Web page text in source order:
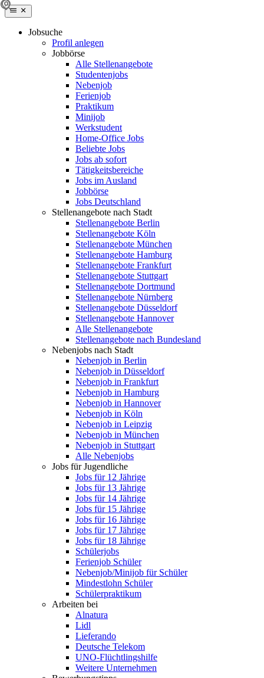
Jobsuche
Profil anlegen
Jobbörse
Alle Stellenangebote
Studentenjobs
Nebenjob
Ferienjob
Praktikum
Minijob
Werkstudent
Home-Office Jobs
Beliebte Jobs
Jobs ab sofort
Tätigkeitsbereiche
Jobs im Ausland
Jobbörse
Jobs Deutschland
Stellenangebote nach Stadt
Stellenangebote Berlin
Stellenangebote Köln
Stellenangebote München
Stellenangebote Hamburg
Stellenangebote Frankfurt
Stellenangebote Stuttgart
Stellenangebote Dortmund
Stellenangebote Nürnberg
Stellenangebote Düsseldorf
Stellenangebote Hannover
Alle Stellenangebote
Stellenangebote nach Bundesland
Nebenjobs nach Stadt
Nebenjob in Berlin
Nebenjob in Düsseldorf
Nebenjob in Frankfurt
Nebenjob in Hamburg
Nebenjob in Hannover
Nebenjob in Köln
Nebenjob in Leipzig
Nebenjob in München
Nebenjob in Stuttgart
Alle Nebenjobs
Jobs für Jugendliche
Jobs für 12 Jährige
Jobs für 13 Jährige
Jobs für 14 Jährige
Jobs für 15 Jährige
Jobs für 16 Jährige
Jobs für 17 Jährige
Jobs für 18 Jährige
Schülerjobs
Ferienjob Schüler
Nebenjob/Minijob für Schüler
Mindestlohn Schüler
Schülerpraktikum
Arbeiten bei
Alnatura
Lidl
Lieferando
Deutsche Telekom
UNO-Flüchtlingshilfe
Weitere Unternehmen